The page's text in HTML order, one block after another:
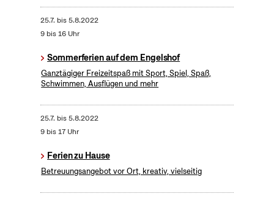
25.7. bis5.8.2022
9 bis 16 Uhr
Sommerferien auf dem Engelshof
Ganztägiger Freizeitspaß mit Sport, Spiel, Spaß,
Schwimmen, Ausflügen und mehr
25.7. bis5.8.2022
9 bis 17 Uhr
Ferien zu Hause
Betreuungsangebot vor Ort, kreativ, vielseitig